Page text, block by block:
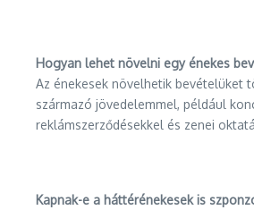
Hogyan lehet növelni egy énekes
Az énekesek növelhetik bevételüket
származó jövedelemmel, például
reklámszerződésekkel és zenei
Kapnak-e a háttérénekesek is